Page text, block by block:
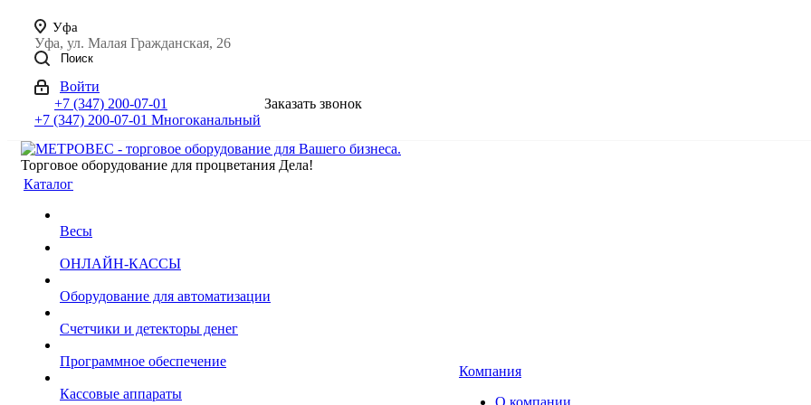
Уфа
Уфа, ул. Малая Гражданская, 26
Поиск
Войти
+7 (347) 200-07-01
+7 (347) 200-07-01 Многоканальный
Заказать звонок
Торговое оборудование для процветания Дела!
Каталог
Весы
ОНЛАЙН-КАССЫ
Оборудование для автоматизации
Счетчики и детекторы денег
Программное обеспечение
Кассовые аппараты
Компания
О компании